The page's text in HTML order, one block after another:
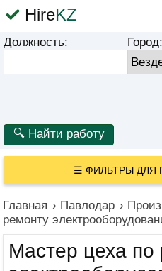
HireKZ
Должность: Город:
☰ ФИЛЬТРЫ ДЛЯ
Главная › Павлодар ›
ремонту
Мастер цеха по